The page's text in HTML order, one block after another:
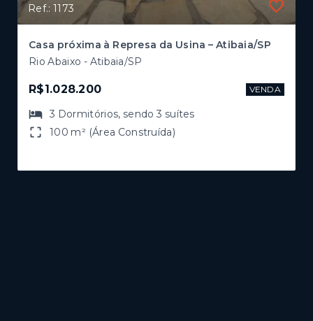
Ref.: 1173
Casa próxima à Represa da Usina – Atibaia/SP
Rio Abaixo - Atibaia/SP
R$1.028.200 VENDA
3 Dormitórios, sendo3 suítes
100 m² (Área Construída)